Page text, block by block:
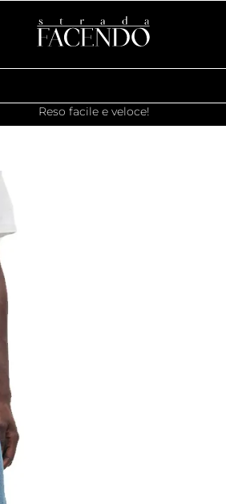
Reso facile e veloce!